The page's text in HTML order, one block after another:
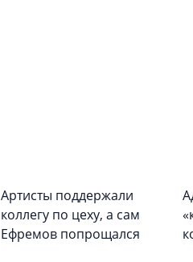
Артисты поддержали
коллегу по цеху, а сам
Ефремов попрощался